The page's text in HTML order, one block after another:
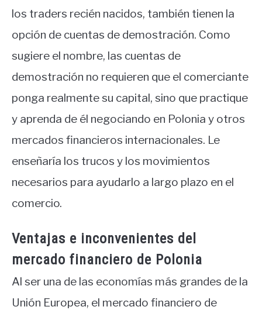
los traders recién nacidos, también tienen la
opción de cuentas de demostración. Como
sugiere el nombre, las cuentas de
demostración no requieren que el comerciante
ponga realmente su capital, sino que practique
y aprenda de él negociando en Polonia y otros
mercados financieros internacionales. Le
enseñaría los trucos y los movimientos
necesarios para ayudarlo a largo plazo en el
comercio.
Ventajas e inconvenientes del
mercado financiero de Polonia
Al ser una de las economías más grandes de la
Unión Europea, el mercado financiero de